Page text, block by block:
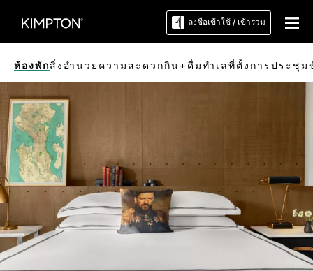
ลงชื่อเข้าใช้ / เข้าร่วม
ห้องพักสิ่งอำนวยความสะดวกกิน+ดื่มทำเลที่ตั้ง การประชุม